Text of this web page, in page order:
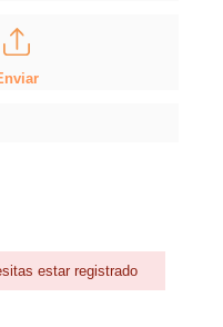
estar registrado